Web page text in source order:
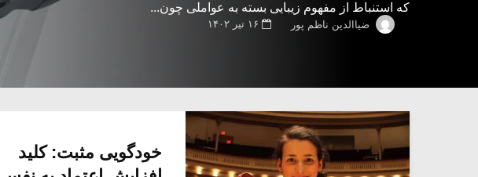
که استنباط از مفهوم زیبایی بسته به عواملی چون...
ضیاالدین ناظم پور ۱۶ تیر ۱۴۰۲
خودگویی مثبت: کلید